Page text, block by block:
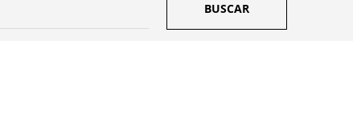
BUSCAR